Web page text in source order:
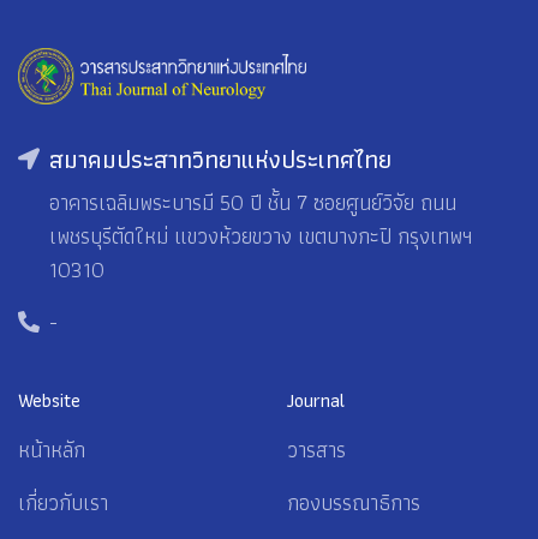
สมาคมประสาทวิทยาแห่งประเทศไทย
อาคารเฉลิมพระบารมี 50 ปี ชั้น 7 ซอยศูนย์วิจัย ถนน
เพชรบุรีตัดใหม่ แขวงห้วยขวาง เขตบางกะปิ กรุงเทพฯ
10310
-
Website
หน้าหลัก
เกี่ยวกับเรา
Journal
วารสาร
กองบรรณาธิการ